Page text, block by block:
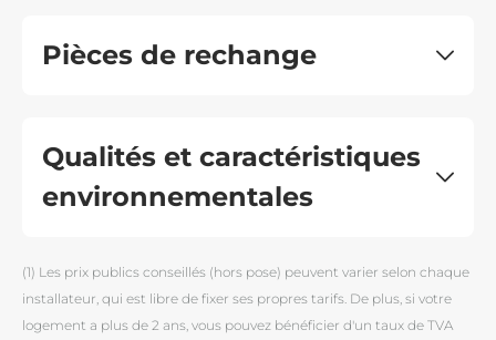
Pièces de rechange
Qualités et caractéristiques
environnementales
(1) Les prix publics conseillés (hors pose) peuvent varier selon chaque
installateur, qui est libre de fixer ses propres tarifs. De plus, si votre
logement a plus de 2 ans, vous pouvez bénéficier d'un taux de TVA